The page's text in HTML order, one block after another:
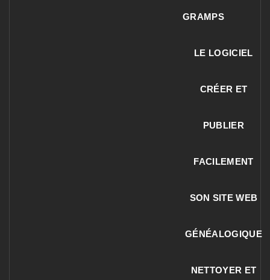
GRAMPS
LE LOGICIEL
CRÉER ET
PUBLIER
FACILEMENT
SON SITE WEB
GÉNÉALOGIQUE
NETTOYER ET